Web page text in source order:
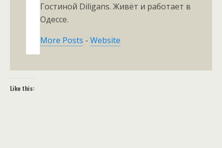
Гостиной Diligans. Живёт и работает в
Одессе.
More Posts - Website
Like this: